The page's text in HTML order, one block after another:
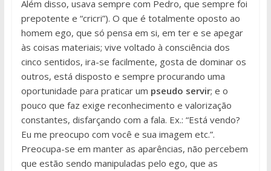
Além disso, usava sempre com Pedro, que sempre foi
prepotente e “cricri”). O que é totalmente oposto ao
homem ego, que só pensa em si, em ter e se apegar
às coisas materiais; vive voltado à consciência dos
cinco sentidos, ira-se facilmente, gosta de dominar os
outros, está disposto e sempre procurando uma
oportunidade para praticar um pseudo servir; e o
pouco que faz exige reconhecimento e valorização
constantes, disfarçando com a fala. Ex.: “Está vendo?
Eu me preocupo com você e sua imagem etc.”.
Preocupa-se em manter as aparências, não percebem
que estão sendo manipuladas pelo ego, que as